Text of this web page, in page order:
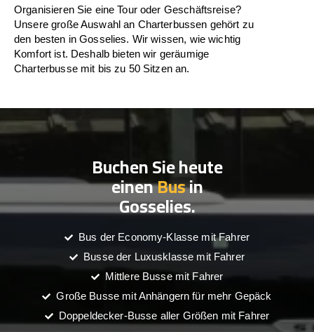
Organisieren Sie eine Tour oder Geschäftsreise?
Unsere große Auswahl an Charterbussen gehört zu
den besten in Gosselies. Wir wissen, wie wichtig
Komfort ist. Deshalb bieten wir geräumige
Charterbusse mit bis zu 50 Sitzen an.
Buchen Sie heute
einenBusin
Gosselies.
Bus der Economy-Klasse mit Fahrer
Busse der Luxusklasse mit Fahrer
Mittlere Busse mit Fahrer
Große Busse mit Anhängern für mehr Gepäck
Doppeldecker-Busse aller Größen mit Fahrer